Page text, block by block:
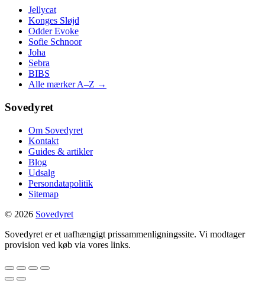
Jellycat
Konges Sløjd
Odder Evoke
Sofie Schnoor
Joha
Sebra
BIBS
Alle mærker A–Z →
Sovedyret
Om Sovedyret
Kontakt
Guides & artikler
Blog
Udsalg
Persondatapolitik
Sitemap
© 2026 Sovedyret
Sovedyret er et uafhængigt prissammenligningssite. Vi modtager
provision ved køb via vores links.